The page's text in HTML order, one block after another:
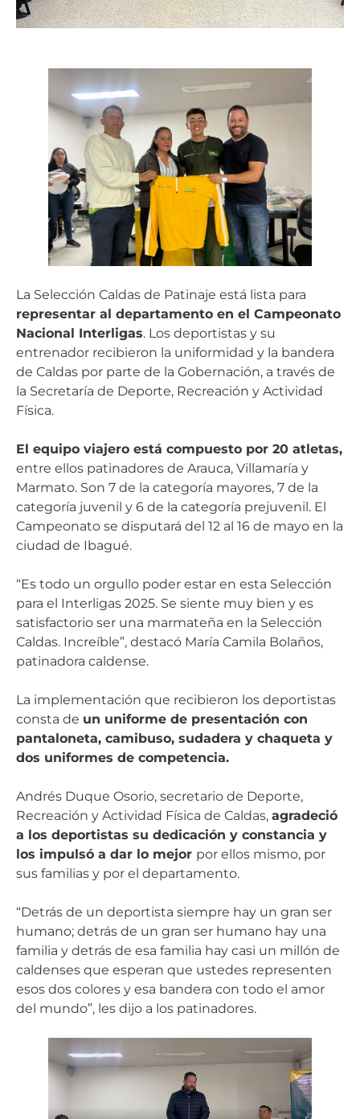
La Selección Caldas de Patinaje está lista para
representar al departamento en el Campeonato
Nacional Interligas. Los deportistas y su
entrenador recibieron la uniformidad y la bandera
de Caldas por parte de la Gobernación, a través de
la Secretaría de Deporte, Recreación y Actividad
Física.
El equipo viajero está compuesto por 20 atletas,
entre ellos patinadores de Arauca, Villamaría y
Marmato. Son 7 de la categoría mayores, 7 de la
categoría juvenil y 6 de la categoría prejuvenil. El
Campeonato se disputará del 12 al 16 de mayo en la
ciudad de Ibagué.
“Es todo un orgullo poder estar en esta Selección
para el Interligas 2025. Se siente muy bien y es
satisfactorio ser una marmateña en la Selección
Caldas. Increíble”, destacó María Camila Bolaños,
patinadora caldense.
La implementación que recibieron los deportistas
consta de un uniforme de presentación con
pantaloneta, camibuso, sudadera y chaqueta y
dos uniformes de competencia.
Andrés Duque Osorio, secretario de Deporte,
Recreación y Actividad Física de Caldas, agradeció
a los deportistas su dedicación y constancia y
los impulsó a dar lo mejor por ellos mismo, por
sus familias y por el departamento.
“Detrás de un deportista siempre hay un gran ser
humano; detrás de un gran ser humano hay una
familia y detrás de esa familia hay casi un millón de
caldenses que esperan que ustedes representen
esos dos colores y esa bandera con todo el amor
del mundo”, les dijo a los patinadores.